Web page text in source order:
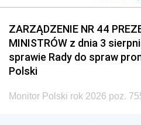
2014 2013
2011 2010
2008 2007
2005
ZARZĄDZENIE NR 44
MINISTRÓW z dnia 3
sprawie Rady do spraw
Polski
Monitor Polski rok 2026 poz.